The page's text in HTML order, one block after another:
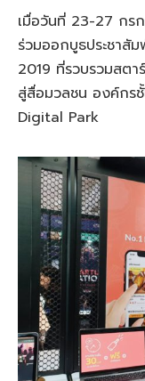
เมื่อวันที่ 23-27 กร
ร่วมออกบูธประชาสั
2019 ที่รวบรวมสตา
สู่สื่อมวลชน องค์กร
Digital Park